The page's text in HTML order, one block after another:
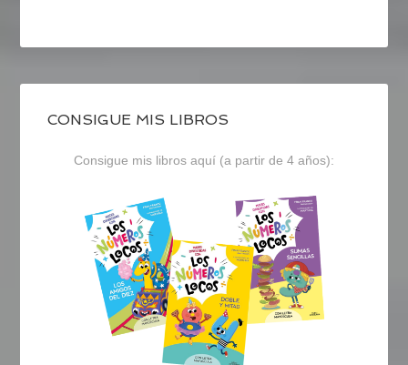
CONSIGUE MIS LIBROS
Consigue mis libros aquí (a partir de 4 años):